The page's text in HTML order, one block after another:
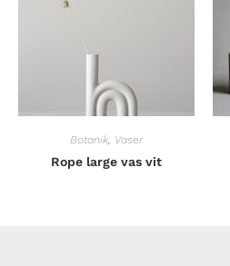
Botanik Vaser
Rope large vas vit